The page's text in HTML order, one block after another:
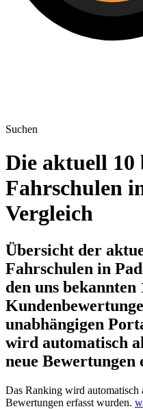
Suchen
Die aktuell 10
Fahrschulen
Vergleich
Übersicht der
Fahrschulen in
den uns bekannten
unabhängigen
wird automatisch
neue Bewertungen
Das Ranking wird automatisch
Bewertungen erfasst wurden.